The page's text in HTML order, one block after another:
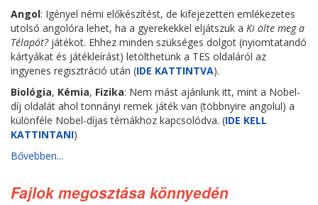
Angol: Igényel némi előkészítést, de kifejezetten emlékezetes
utolsó angolóra lehet, ha a gyerekekkel eljátszuk a Ki ölte meg a
Télapót?játékot. Ehhez minden szükséges dolgot (nyiomtatandó
kártyákat és játékleírást) letölthetünk a TES oldaláról az
ingyenes regisztráció után (IDE KATTINTVA).
Biológia, Kémia, Fizika: Nem mást ajánlunk itt, mint a Nobel-
díj oldalát ahol tonnányi remek játék van (többnyire angolul) a
különféle Nobel-díjas témákhoz kapcsolódva. (IDE KELL
KATTINTANI)
Bővebben...
Fajlok megosztása könnyedén